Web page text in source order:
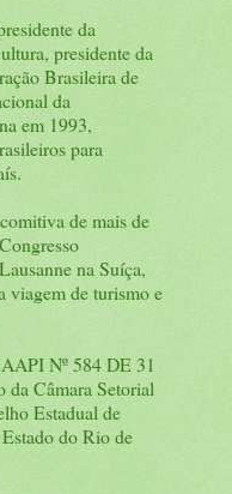
da
presidente da
Brasileira de
da
em 1993,
para
de mais de
na Suíça,
viagem de turismo e
Nº 584 DE 31
Câmara Setorial
Estadual de
do Rio de